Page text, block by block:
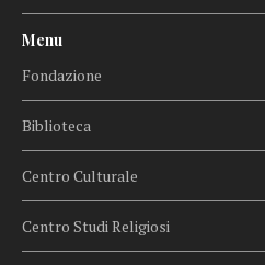
Menu
Fondazione
Biblioteca
Centro Culturale
Centro Studi Religiosi